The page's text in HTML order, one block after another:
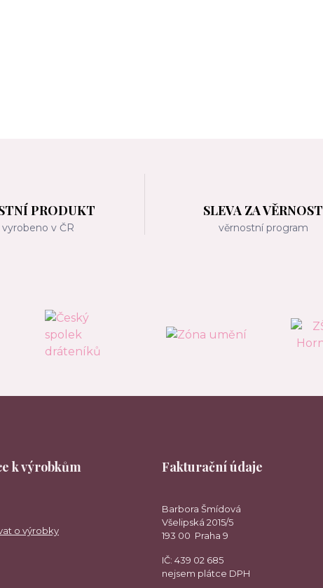
PRODUKT
vyrobeno v ČR
SLEVA ZA VĚRNOST
věrnostní program
k výrobkům
o výrobky
Fakturační údaje
Barbora Šmídová
Všelipská 2015/5
193 00 Praha 9
IČ: 439 02 685
nejsem plátce DPH